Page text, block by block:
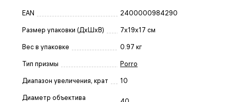
EAN 2400000984290
Размер упаковки (ДxШxВ) 7x19x17 см
Вес в упаковке 0.97 кг
Тип призмы Porro
Диапазон увеличения, крат 10
Диаметр объектива